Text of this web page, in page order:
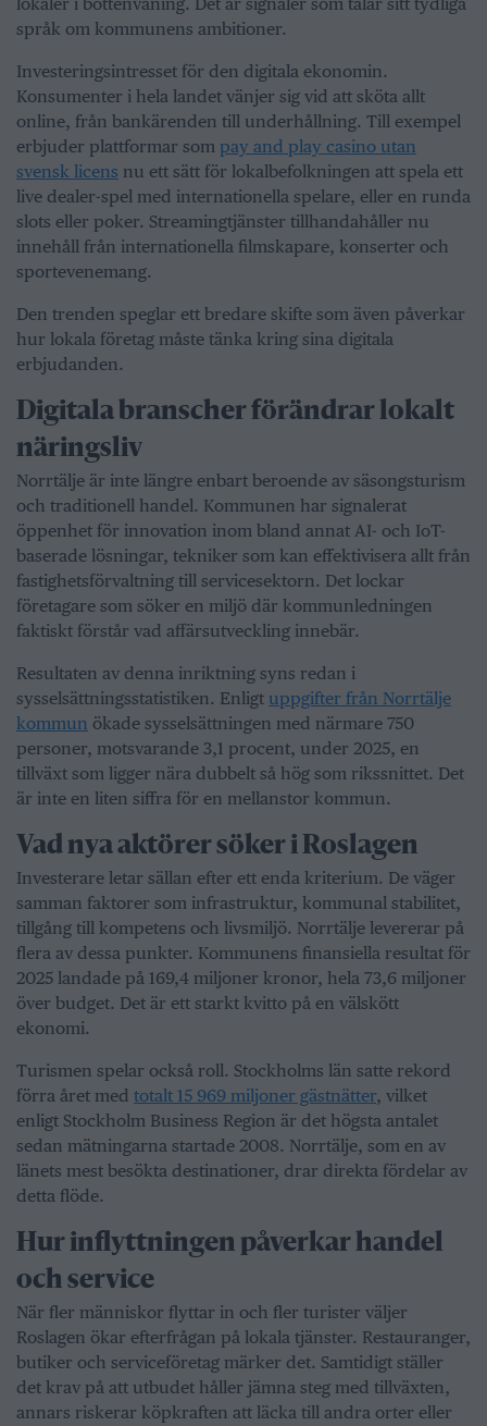
lokaler i bottenvåning. Det är signaler som talar sitt tydliga
språk om kommunens ambitioner.
Investeringsintresset för den digitala ekonomin.
Konsumenter i hela landet vänjer sig vid att sköta allt
online, från bankärenden till underhållning. Till exempel
erbjuder plattformar som pay and play casino utan
svensk licens nu ett sätt för lokalbefolkningen att spela ett
live dealer-spel med internationella spelare, eller en runda
slots eller poker. Streamingtjänster tillhandahåller nu
innehåll från internationella filmskapare, konserter och
sportevenemang.
Den trenden speglar ett bredare skifte som även påverkar
hur lokala företag måste tänka kring sina digitala
erbjudanden.
Digitala branscher förändrar lokalt
näringsliv
Norrtälje är inte längre enbart beroende av säsongsturism
och traditionell handel. Kommunen har signalerat
öppenhet för innovation inom bland annat AI- och IoT-
baserade lösningar, tekniker som kan effektivisera allt från
fastighetsförvaltning till servicesektorn. Det lockar
företagare som söker en miljö där kommunledningen
faktiskt förstår vad affärsutveckling innebär.
Resultaten av denna inriktning syns redan i
sysselsättningsstatistiken. Enligt uppgifter från Norrtälje
kommun ökade sysselsättningen med närmare 750
personer, motsvarande 3,1 procent, under 2025, en
tillväxt som ligger nära dubbelt så hög som rikssnittet. Det
är inte en liten siffra för en mellanstor kommun.
Vad nya aktörer söker i Roslagen
Investerare letar sällan efter ett enda kriterium. De väger
samman faktorer som infrastruktur, kommunal stabilitet,
tillgång till kompetens och livsmiljö. Norrtälje levererar på
flera av dessa punkter. Kommunens finansiella resultat för
2025 landade på 169,4 miljoner kronor, hela 73,6 miljoner
över budget. Det är ett starkt kvitto på en välskött
ekonomi.
Turismen spelar också roll. Stockholms län satte rekord
förra året med totalt 15 969 miljoner gästnätter, vilket
enligt Stockholm Business Region är det högsta antalet
sedan mätningarna startade 2008. Norrtälje, som en av
länets mest besökta destinationer, drar direkta fördelar av
detta flöde.
Hur inflyttningen påverkar handel
och service
När fler människor flyttar in och fler turister väljer
Roslagen ökar efterfrågan på lokala tjänster. Restauranger,
butiker och serviceföretag märker det. Samtidigt ställer
det krav på att utbudet håller jämna steg med tillväxten,
annars riskerar köpkraften att läcka till andra orter eller